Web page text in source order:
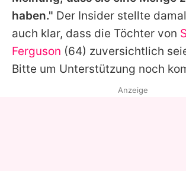
haben." Der Insider stellte
auch klar, dass die Töchter von
Ferguson (64) zuversichtlich
Bitte um Unterstützung noch
Anzeige